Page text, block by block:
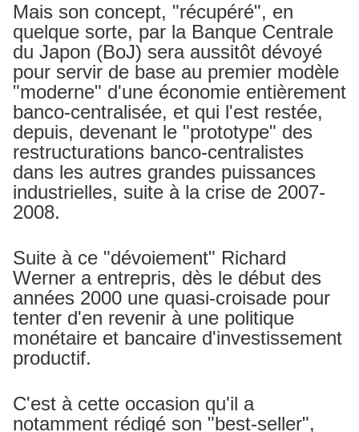
Mais son concept, "récupéré", en
quelque sorte, par la Banque Centrale
du Japon (BoJ) sera aussitôt dévoyé
pour servir de base au premier modèle
"moderne" d'une économie entièrement
banco-centralisée, et qui l'est restée,
depuis, devenant le "prototype" des
restructurations banco-centralistes
dans les autres grandes puissances
industrielles, suite à la crise de 2007-
2008.
Suite à ce "dévoiement" Richard
Werner a entrepris, dès le début des
années 2000 une quasi-croisade pour
tenter d'en revenir à une politique
monétaire et bancaire d'investissement
productif.
C'est à cette occasion qu'il a
notamment rédigé son "best-seller",